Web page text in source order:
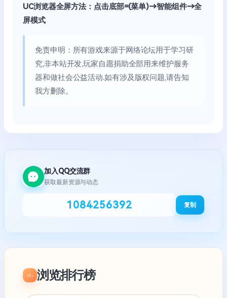
UC浏览器全屏方法：点击底部=(菜单)→智能组件→全
屏模式
免责申明：所有游戏来源于网络论坛用于学习研
究,非本站开发,玩家自愿捐助全部用来维护服务
器和做社会公益活动.如有涉及版权问题,请告知
我方删除。
加入QQ交流群
获取最新资源与动态
1084256392 复制
浏览排行榜